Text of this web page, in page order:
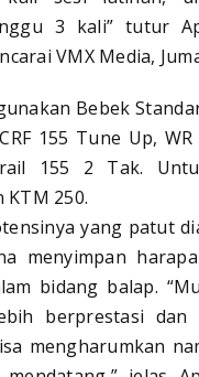
3 kali” tutur
VMX Media,
Bebek
155 Tune Up,
155 2 Tak.
250.
yang patut
menyimpan
bidang balap.
berprestasi dan
mengharumkan